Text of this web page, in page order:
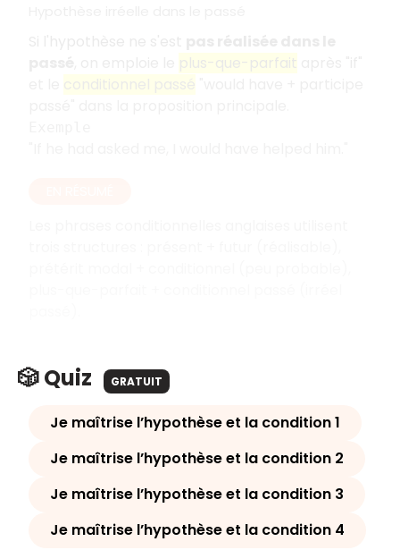
🎲 Quiz GRATUIT
Je maîtrise l’hypothèse et la condition 1
Je maîtrise l’hypothèse et la condition 2
Je maîtrise l’hypothèse et la condition 3
Je maîtrise l’hypothèse et la condition 4